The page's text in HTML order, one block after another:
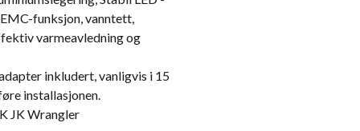
funksjon, vanntett,
varmeavledning og
inkludert, vanligvis i 15
installasjonen.
JK Wrangler